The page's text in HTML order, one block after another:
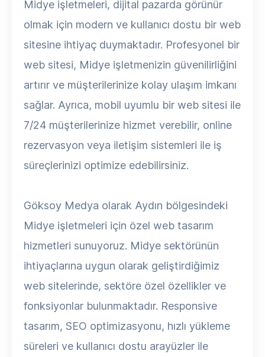
Midye işletmeleri, dijital pazarda görünür
olmak için modern ve kullanıcı dostu bir web
sitesine ihtiyaç duymaktadır. Profesyonel bir
web sitesi, Midye işletmenizin güvenilirliğini
artırır ve müşterilerinize kolay ulaşım imkanı
sağlar. Ayrıca, mobil uyumlu bir web sitesi ile
7/24 müşterilerinize hizmet verebilir, online
rezervasyon veya iletişim sistemleri ile iş
süreçlerinizi optimize edebilirsiniz.
Göksoy Medya olarak Aydın bölgesindeki
Midye işletmeleri için özel web tasarım
hizmetleri sunuyoruz. Midye sektörünün
ihtiyaçlarına uygun olarak geliştirdiğimiz
web sitelerinde, sektöre özel özellikler ve
fonksiyonlar bulunmaktadır. Responsive
tasarım, SEO optimizasyonu, hızlı yükleme
süreleri ve kullanıcı dostu arayüzler ile